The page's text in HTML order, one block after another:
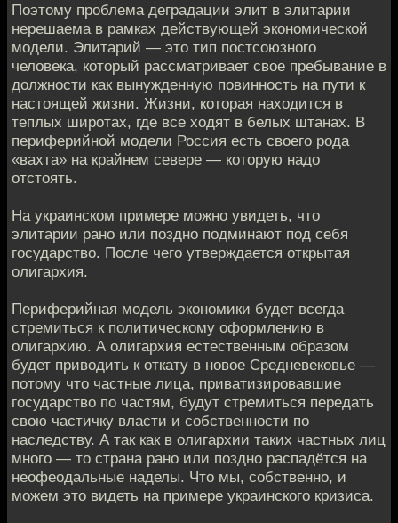
Поэтому проблема деградации элит в элитарии
нерешаема в рамках действующей экономической
модели. Элитарий — это тип постсоюзного
человека, который рассматривает свое пребывание в
должности как вынужденную повинность на пути к
настоящей жизни. Жизни, которая находится в
теплых широтах, где все ходят в белых штанах. В
периферийной модели Россия есть своего рода
«вахта» на крайнем севере — которую надо
отстоять.
На украинском примере можно увидеть, что
элитарии рано или поздно подминают под себя
государство. После чего утверждается открытая
олигархия.
Периферийная модель экономики будет всегда
стремиться к политическому оформлению в
олигархию. А олигархия естественным образом
будет приводить к откату в новое Средневековье —
потому что частные лица, приватизировавшие
государство по частям, будут стремиться передать
свою частичку власти и собственности по
наследству. А так как в олигархии таких частных лиц
много — то страна рано или поздно распадётся на
неофеодальные наделы. Что мы, собственно, и
можем это видеть на примере украинского кризиса.